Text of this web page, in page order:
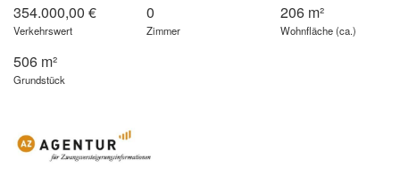
354.000,00 €
Verkehrswert
0
Zimmer
206 m²
Wohnfläche (ca.)
506 m²
Grundstück